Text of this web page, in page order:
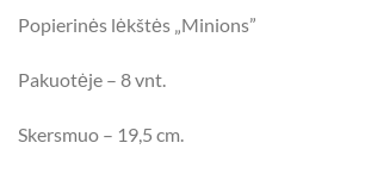
Popierinės lėkštės „Minions”
Pakuotėje – 8 vnt.
Skersmuo – 19,5 cm.